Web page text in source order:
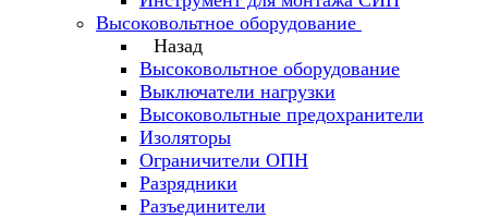
Высоковольтное оборудование
Назад
Высоковольтное оборудование
Выключатели нагрузки
Высоковольтные предохранители
Изоляторы
Ограничители ОПН
Разрядники
Разъединители